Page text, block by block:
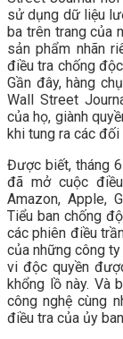
sử dụng dữ liệu
ba trên trang của
sản phẩm nhãn
điều tra chống
Gần đây, hàng
Wall Street
của họ, giành
khi tung ra các đối
Được biết, tháng
đã mở cuộc
Amazon, Apple,
Tiểu ban chống
các phiên điều
của những công
vi độc quyền
khổng lồ này. Và
công nghệ cùng
điều tra của ủy